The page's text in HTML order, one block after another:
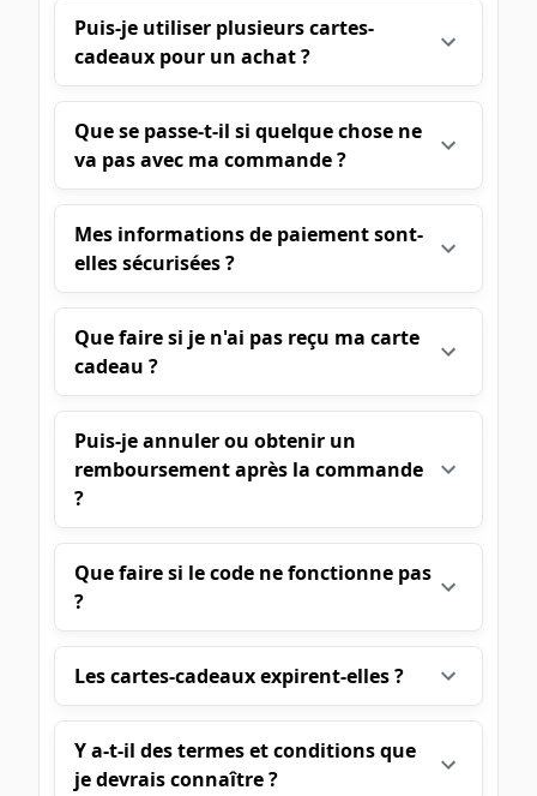
Puis-je utiliser plusieurs cartes-
cadeaux pour un achat ?
Que se passe-t-il si quelque chose ne
va pas avec ma commande ?
Mes informations de paiement sont-
elles sécurisées ?
Que faire si je n'ai pas reçu ma carte
cadeau ?
Puis-je annuler ou obtenir un
remboursement après la commande
?
Que faire si le code ne fonctionne pas
?
Les cartes-cadeaux expirent-elles ?
Y a-t-il des termes et conditions que
je devrais connaître ?